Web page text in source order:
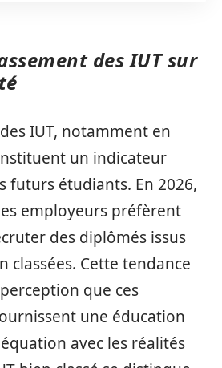
des IUT sur
IUT, notamment en
un indicateur
futurs étudiants. En 2026,
employeurs préfèrent
des diplômés issus
classées. Cette tendance
que ces
une éducation
avec les réalités